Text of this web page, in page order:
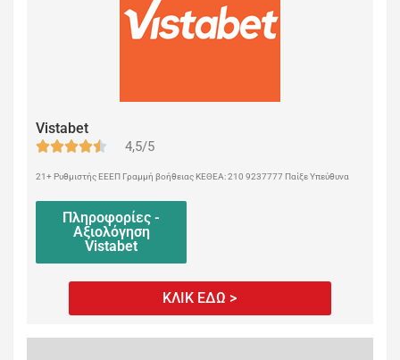
Vistabet
4,5/5
21+ Ρυθμιστής ΕΕΕΠ Γραμμή βοήθειας ΚΕΘΕΑ: 210 9237777 Παίξε Υπεύθυνα
Πληροφορίες -
Αξιολόγηση
Vistabet
ΚΛΙΚ ΕΔΩ >